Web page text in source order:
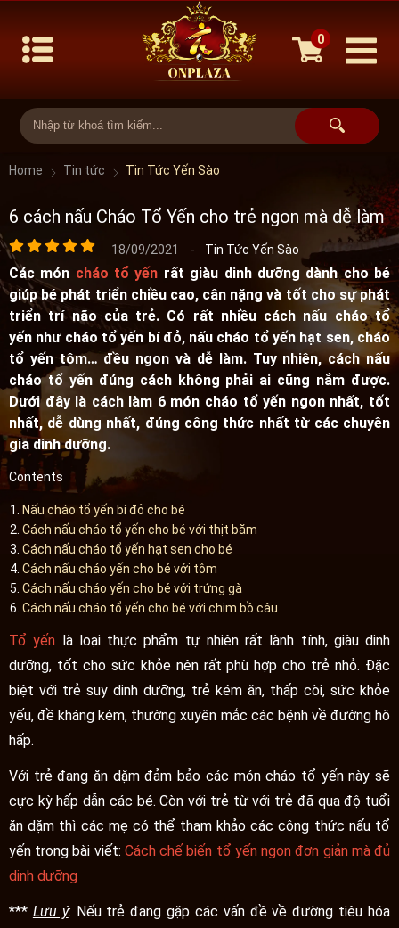
0
Home Tin tức Tin Tức Yến Sào
6 cách nấu Cháo Tổ Yến cho trẻ ngon mà dễ làm
18/09/2021 - Tin Tức Yến Sào
Các món cháo tổ yến rất giàu dinh dưỡng dành cho bé
giúp bé phát triển chiều cao, cân nặng và tốt cho sự phát
triển trí não của trẻ. Có rất nhiều cách nấu cháo tổ
yến như cháo tổ yến bí đỏ, nấu cháo tổ yến hạt sen, cháo
tổ yến tôm… đều ngon và dễ làm. Tuy nhiên, cách nấu
cháo tổ yến đúng cách không phải ai cũng nắm được.
Dưới đây là cách làm 6 món cháo tổ yến ngon nhất, tốt
nhất, dễ dùng nhất, đúng công thức nhất từ các chuyên
gia dinh dưỡng.
Contents
Nấu cháo tổ yến bí đỏ cho bé
Cách nấu cháo tổ yến cho bé với thịt băm
Cách nấu cháo tổ yến hạt sen cho bé
Cách nấu cháo yến cho bé với tôm
Cách nấu cháo yến cho bé với trứng gà
Cách nấu cháo tổ yến cho bé với chim bồ câu
Tổ yến là loại thực phẩm tự nhiên rất lành tính, giàu dinh
dưỡng, tốt cho sức khỏe nên rất phù hợp cho trẻ nhỏ. Đặc
biệt với trẻ suy dinh dưỡng, trẻ kém ăn, thấp còi, sức khỏe
yếu, đề kháng kém, thường xuyên mắc các bệnh về đường hô
hấp.
Với trẻ đang ăn dặm đảm bảo các món cháo tổ yến này sẽ
cực kỳ hấp dẫn các bé. Còn với trẻ từ với trẻ đã qua độ tuổi
ăn dặm thì các mẹ có thể tham khảo các công thức nấu tổ
yến trong bài viết: Cách chế biến tổ yến ngon đơn giản mà đủ
dinh dưỡng
*** Lưu ý: Nếu trẻ đang gặp các vấn đề về đường tiêu hóa